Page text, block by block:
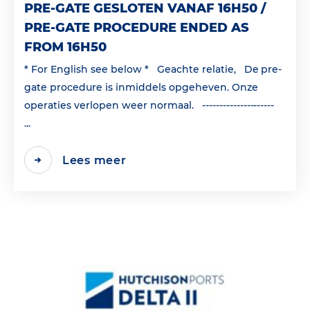
PRE-GATE GESLOTEN VANAF 16H50 /
PRE-GATE PROCEDURE ENDED AS
FROM 16H50
* For English see below * Geachte relatie, De pre-
gate procedure is inmiddels opgeheven. Onze
operaties verlopen weer normaal. ---------------------
...
Lees meer